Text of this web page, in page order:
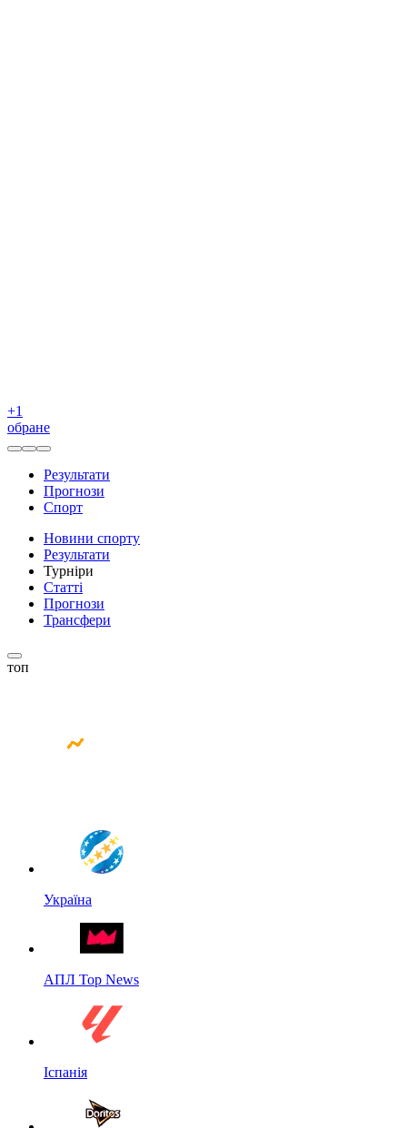
+1
обране
Результати
Прогнози
Спорт
Новини спорту
Результати
Турніри
Статті
Прогнози
Трансфери
топ
Україна
АПЛ Top News
Іспанія